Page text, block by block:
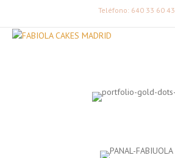
Teléfono: 640 33 60 43